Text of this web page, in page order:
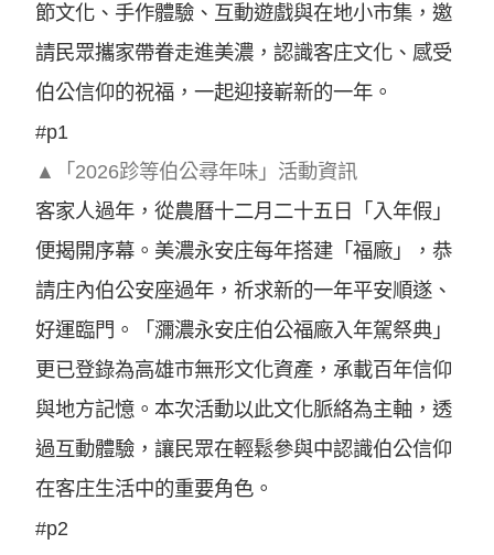
節文化、手作體驗、互動遊戲與在地小市集，邀
請民眾攜家帶眷走進美濃，認識客庄文化、感受
伯公信仰的祝福，一起迎接嶄新的一年。
#p1
▲「2026跈等伯公尋年味」活動資訊
客家人過年，從農曆十二月二十五日「入年假」
便揭開序幕。美濃永安庄每年搭建「福廠」，恭
請庄內伯公安座過年，祈求新的一年平安順遂、
好運臨門。「瀰濃永安庄伯公福廠入年駕祭典」
更已登錄為高雄市無形文化資產，承載百年信仰
與地方記憶。本次活動以此文化脈絡為主軸，透
過互動體驗，讓民眾在輕鬆參與中認識伯公信仰
在客庄生活中的重要角色。
#p2